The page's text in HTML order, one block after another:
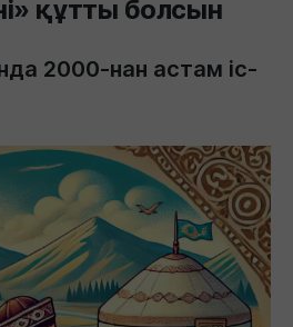
құтты болсын
2000-нан астам іс-